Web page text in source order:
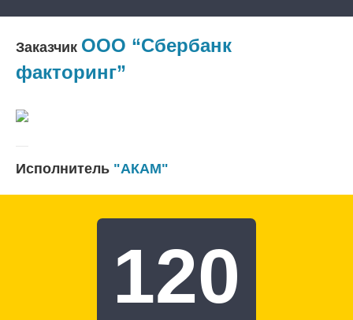
Заказчик ООО “Сбербанк
факторинг”
Исполнитель "АКАМ"
120